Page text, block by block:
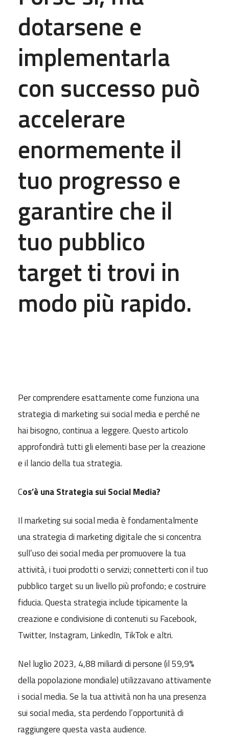
dotarsene e
implementarla
con successo può
accelerare
enormemente il
tuo progresso e
garantire che il
tuo pubblico
target ti trovi in
modo più rapido.
Per comprendere esattamente come funziona una
strategia di marketing sui social media e perché ne
hai bisogno, continua a leggere. Questo articolo
approfondirà tutti gli elementi base per la creazione
e il lancio della tua strategia.
Cos’è una Strategia sui Social Media?
Il marketing sui social media è fondamentalmente
una strategia di marketing digitale che si concentra
sull’uso dei social media per promuovere la tua
attività, i tuoi prodotti o servizi; connetterti con il tuo
pubblico target su un livello più profondo; e costruire
fiducia. Questa strategia include tipicamente la
creazione e condivisione di contenuti su Facebook,
Twitter, Instagram, LinkedIn, TikTok e altri.
Nel luglio 2023, 4,88 miliardi di persone (il 59,9%
della popolazione mondiale) utilizzavano attivamente
i social media. Se la tua attività non ha una presenza
sui social media, sta perdendo l’opportunità di
raggiungere questa vasta audience.